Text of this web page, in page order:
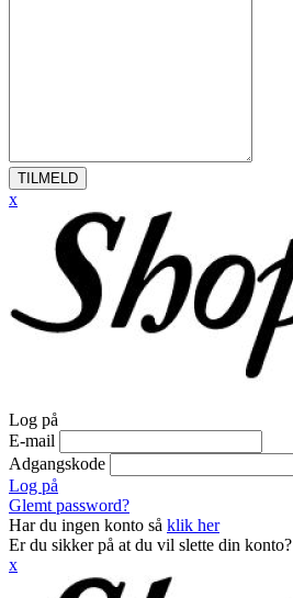
TILMELD
x
Log på
E-mail
Adgangskode
Log på
Glemt password?
Har du ingen konto så klik her
Er du sikker på at du vil slette din konto?
x